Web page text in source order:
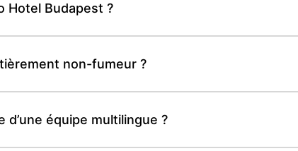
Hotel Budapest ?
non-fumeur ?
équipe multilingue ?